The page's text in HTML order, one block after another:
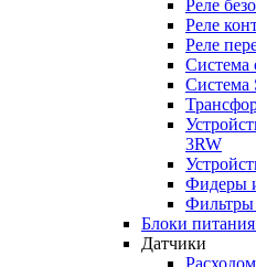
Реле
Реле
Реле
Сиcтема
Система
3RW
Фидеры
Блоки
Датчики